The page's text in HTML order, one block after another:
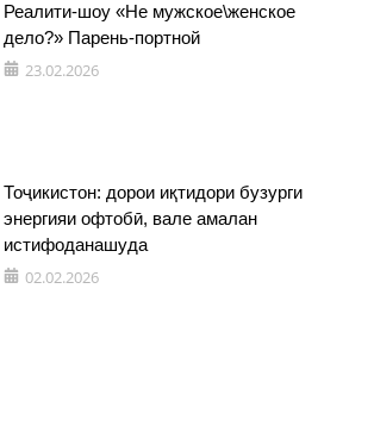
Реалити-шоу «Не мужское\женское
дело?» Парень-портной
23.02.2026
Тоҷикистон: дорои иқтидори бузурги
энергияи офтобӣ, вале амалан
истифоданашуда
02.02.2026